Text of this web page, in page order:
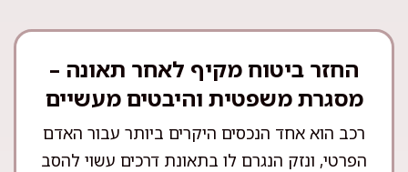
החזר ביטוח מקיף לאחר תאונה –
מסגרת משפטית והיבטים מעשיים
רכב הוא אחד הנכסים היקרים ביותר עבור האדם
הפרטי, ונזק הנגרם לו בתאונת דרכים עשוי להסב